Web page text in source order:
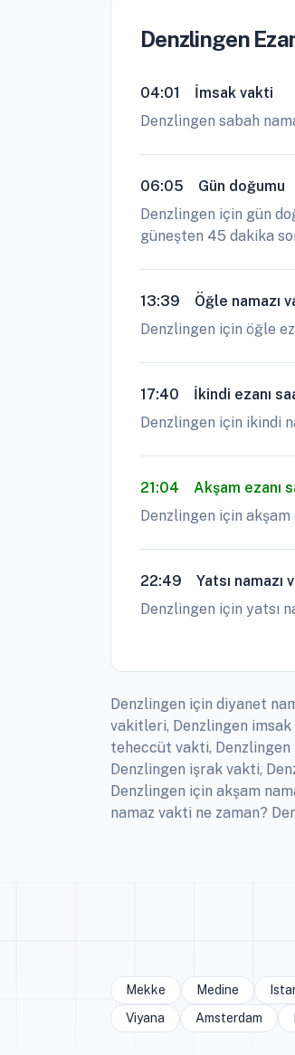
Denzlingen
04:01
İmsak vakti
Denzlingen sabah
06:05
Gün doğumu
Denzlingen için gün
güneşten 45 dakika
13:39
Öğle namazı
Denzlingen için öğle
17:40
İkindi ezanı
Denzlingen için ikindi
21:04
Akşam ezanı
Denzlingen için akşam
22:49
Yatsı namazı
Denzlingen için yatsı
Denzlingen için diyanet
vakitleri, Denzlingen imsak
teheccüt vakti, Denzlingen
Denzlingen işrak vakti,
Denzlingen için akşam
namaz vakti ne zaman?
Mekke Medine
Viyana
Amsterdam